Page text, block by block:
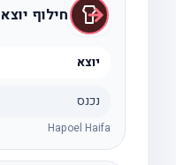
חילוף יוצא
יוצא
נכנס
Hapoel Haifa